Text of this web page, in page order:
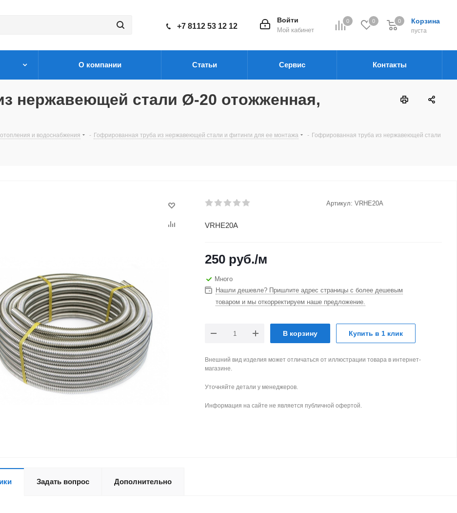
0 0 Корзина
пуста
0
Войти
Мой кабинет
+7 8112 53 12 12
О компании Статьи Сервис Контакты
нержавеющей стали Ø-20 отожженная,
и водоснабжения - Гофрированная труба из нержавеющей стали и фитинги для ее монтажа - Гофрированная труба из нержавеющей стали
Артикул: VRHE20A
VRHE20A
250 руб./м
Много
Нашли дешевле? Пришлите адрес страницы с более дешевым
товаром и мы откорректируем наше предложение.
В корзину Купить в 1 клик
Внешний вид изделия может отличаться от иллюстрации товара в интернет-
магазине.
Уточняйте детали у менеджеров.
Информация на сайте не является публичной офертой.
Задать вопрос Дополнительно